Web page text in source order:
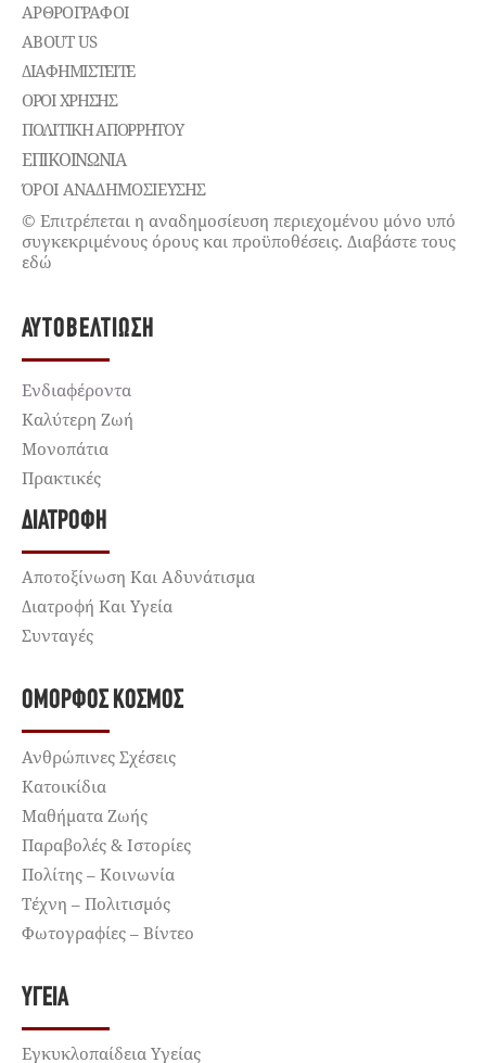
ΑΡΘΡΟΓΡΑΦΟΙ
ABOUT US
ΔΙΑΦΗΜΙΣΤΕΊΤΕ
ΌΡΟΙ ΧΡΉΣΗΣ
ΠΟΛΙΤΙΚΉ ΑΠΟΡΡΉΤΟΥ
ΕΠΙΚΟΙΝΩΝΊΑ
ΌΡΟΙ ΑΝΑΔΗΜΟΣΙΕΥΣΗΣ
© Επιτρέπεται η αναδημοσίευση περιεχομένου μόνο υπό
συγκεκριμένους όρους και προϋποθέσεις. Διαβάστε τους
εδώ
ΑΥΤΟΒΕΛΤΊΩΣΗ
Ενδιαφέροντα
Καλύτερη Ζωή
Μονοπάτια
Πρακτικές
ΔΙΑΤΡΟΦΉ
Αποτοξίνωση Και Αδυνάτισμα
Διατροφή Και Υγεία
Συνταγές
ΌΜΟΡΦΟΣ ΚΌΣΜΟΣ
Ανθρώπινες Σχέσεις
Κατοικίδια
Μαθήματα Ζωής
Παραβολές & Ιστορίες
Πολίτης – Κοινωνία
Τέχνη – Πολιτισμός
Φωτογραφίες – Βίντεο
ΥΓΕΊΑ
Εγκυκλοπαίδεια Υγείας